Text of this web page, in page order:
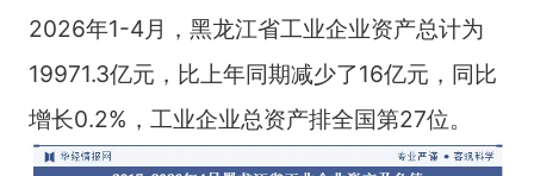
2026年1-4月，黑龙江省工业企业资产总计为
19971.3亿元，比上年同期减少了16亿元，同比
增长0.2%，工业企业总资产排全国第27位。